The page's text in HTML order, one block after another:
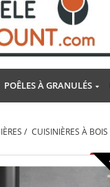
POÊLES À GRANULÉS
/ CUISINIÈRES À